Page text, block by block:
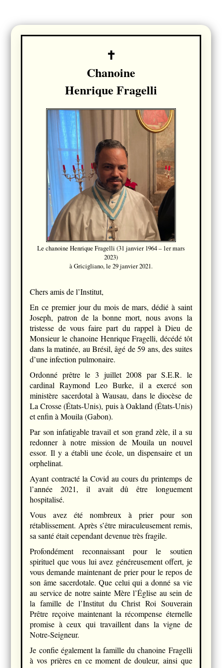
Chanoine
Henrique Fragelli
Le chanoine Henrique Fragelli (31 janvier 1964 – 1er mars
2023)
à Gricigliano, le 29 janvier 2021.
Chers amis de l’Institut,
En ce premier jour du mois de mars, dédié à saint
Joseph, patron de la bonne mort, nous avons la
tristesse de vous faire part du rappel à Dieu de
Monsieur le chanoine Henrique Fragelli, décédé tôt
dans la matinée, au Brésil, âgé de 59 ans, des suites
d’une infection pulmonaire.
Ordonné prêtre le 3 juillet 2008 par S.E.R. le
cardinal Raymond Leo Burke, il a exercé son
ministère sacerdotal à Wausau, dans le diocèse de
La Crosse (États-Unis), puis à Oakland (États-Unis)
et enfin à Mouila (Gabon).
Par son infatigable travail et son grand zèle, il a su
redonner à notre mission de Mouila un nouvel
essor. Il y a établi une école, un dispensaire et un
orphelinat.
Ayant contracté la Covid au cours du printemps de
l’année 2021, il avait dû être longuement
hospitalisé.
Vous avez été nombreux à prier pour son
rétablissement. Après s’être miraculeusement remis,
sa santé était cependant devenue très fragile.
Profondément reconnaissant pour le soutien
spirituel que vous lui avez généreusement offert, je
vous demande maintenant de prier pour le repos de
son âme sacerdotale. Que celui qui a donné sa vie
au service de notre sainte Mère l’Église au sein de
la famille de l’Institut du Christ Roi Souverain
Prêtre reçoive maintenant la récompense éternelle
promise à ceux qui travaillent dans la vigne de
Notre-Seigneur.
Je confie également la famille du chanoine Fragelli
à vos prières en ce moment de douleur, ainsi que